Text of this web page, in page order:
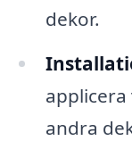
dekor.
andra